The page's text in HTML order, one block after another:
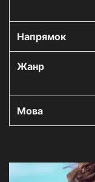
Напрямок
Жанр
Мова